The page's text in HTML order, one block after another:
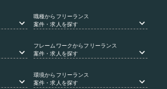
職種からフリーランス
案件・求人を探す
フレームワークからフリーランス
案件・求人を探す
環境からフリーランス
案件・求人を探す